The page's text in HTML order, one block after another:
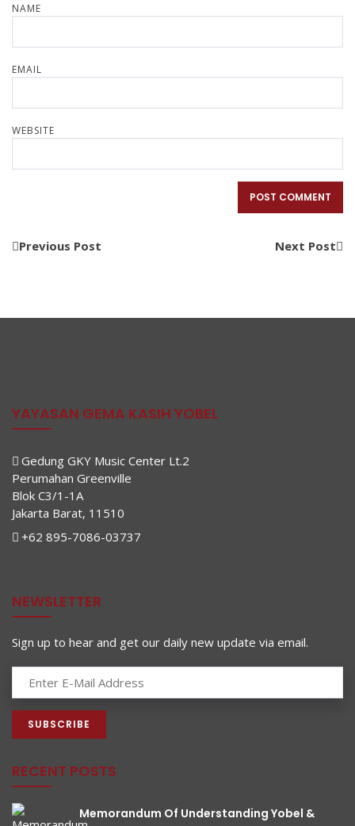
NAME
EMAIL
WEBSITE
Previous Post Next Post
YAYASAN GEMA KASIH YOBEL
Gedung GKY Music Center Lt.2
Perumahan Greenville
Blok C3/1-1A
Jakarta Barat, 11510
+62 895-7086-03737
NEWSLETTER
Sign up to hear and get our daily new update via email.
RECENT POSTS
Memorandum Of Understanding Yobel &